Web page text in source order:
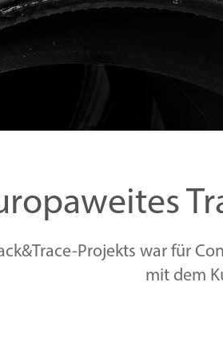
Projekts war für
mit dem